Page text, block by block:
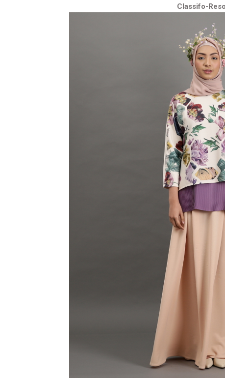
Classifo-